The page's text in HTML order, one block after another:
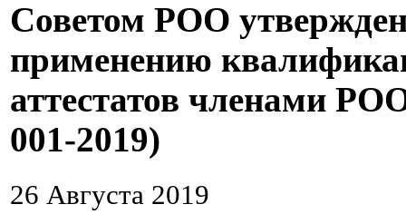
Советом РОО
применению
аттестатов членами
001-2019)
26 Августа 2019